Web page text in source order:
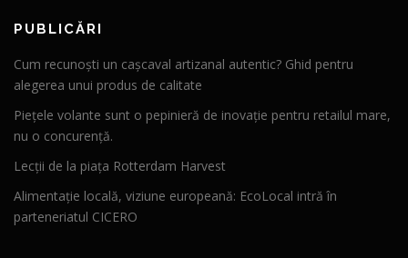
PUBLICĂRI
Cum recunoști un cașcaval artizanal autentic? Ghid pentru
alegerea unui produs de calitate
Piețele volante sunt o pepinieră de inovație pentru retailul mare,
nu o concurență.
Lecții de la piața Rotterdam Harvest
Alimentație locală, viziune europeană: EcoLocal intră în
parteneriatul CICERO